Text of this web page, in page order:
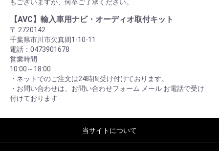
もございますが、何卒ご了承ください。
【AVC】輸入車用ナビ・オーディオ取付キット
〒 2720142
千葉県市川市欠真間1-10-11
電話：0473901678
営業時間
10:00～18:00
・ネットでのご注文は24時間受け付けております。
・お問い合わせは、お問い合わせフォーム メール お電話で受け
付けております
当サイトについて